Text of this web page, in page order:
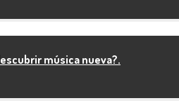
música nueva?.